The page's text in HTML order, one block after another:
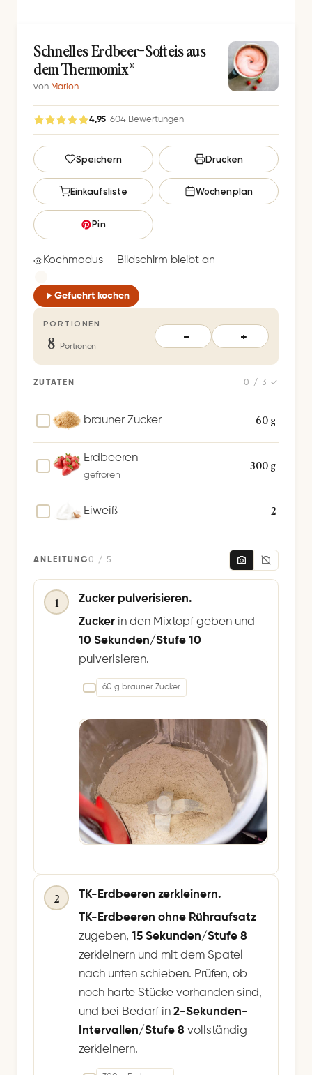
Schnelles Erdbeer-Softeis aus
dem Thermomix®
von Marion
4,95· 604 Bewertungen
G
e
s
e
c
e
r
p
e
c
n
Speichern Drucken
Einkaufsliste Wochenplan
Pin
Kochmodus — Bildschirm bleibt an
Gefuehrt kochen
PORTIONEN
8 Portionen
− +
ZUTATEN 0 / 3 ✓
60 g
brauner Zucker
300 g
Erdbeeren
gefroren
2
Eiweiß
ANLEITUNG0 / 5
1
Zucker pulverisieren.
Zucker in den Mixtopf geben und
10 Sekunden/Stufe 10
pulverisieren.
60 g brauner Zucker
2
TK-Erdbeeren zerkleinern.
TK-Erdbeeren ohne Rühraufsatz
zugeben, 15 Sekunden/Stufe 8
zerkleinern und mit dem Spatel
nach unten schieben. Prüfen, ob
noch harte Stücke vorhanden sind,
und bei Bedarf in 2-Sekunden-
Intervallen/Stufe 8 vollständig
zerkleinern.